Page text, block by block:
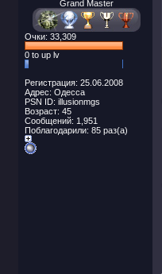
Grand Master
Очки: 33,309
0 to up lv
Регистрация: 25.06.2008
Адрес: Одесса
PSN ID: illusionmgs
Возраст: 45
Сообщений: 1,951
Поблагодарили: 85 раз(а)